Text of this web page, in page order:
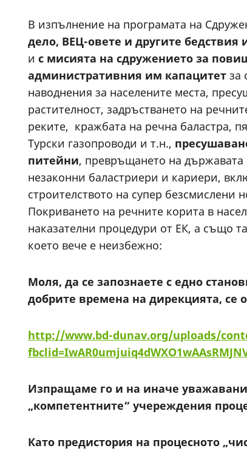
В изпълнение на програмата на
дело, ВЕЦ-овете и другите бедствия
и с мисията на сдружението за
административния им капацитет за
наводнения за населените места,
растителност, задръстването на
реките, кражбата на речна баластра,
Турски газопроводи и т.н.,
питейни, превръщането на държавата
незаконни баластриери и кариери,
строителството на супер
Покриването на речните корита в
наказателни процедури от ЕК, а също
което вече е неизбежно:
Моля, да се запознаете с едно
добрите времена на дирекцията, се
http://www.bd-dunav.org/uploads/
Изпращаме го и на иначе
„компетентните“ учереждения
Като предистория на процесното